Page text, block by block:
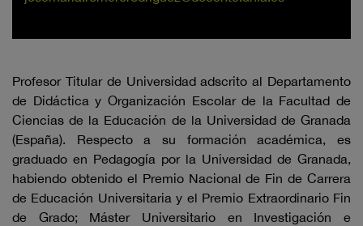
Profesor Titular de Universidad adscrito al Departamento
de Didáctica y Organización Escolar de la Facultad de
Ciencias de la Educación de la Universidad de Granada
(España). Respecto a su formación académica, es
graduado en Pedagogía por la Universidad de Granada,
habiendo obtenido el Premio Nacional de Fin de Carrera
de Educación Universitaria y el Premio Extraordinario Fin
de Grado; Máster Universitario en Investigación e